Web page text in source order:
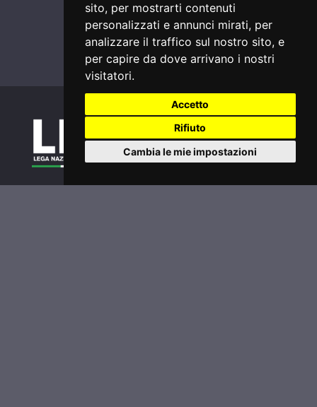
sito, per mostrarti contenuti
personalizzati e annunci mirati, per
analizzare il traffico sul nostro sito, e
per capire da dove arrivano i nostri
visitatori.
Accetto
Rifiuto
Cambia le mie impostazioni